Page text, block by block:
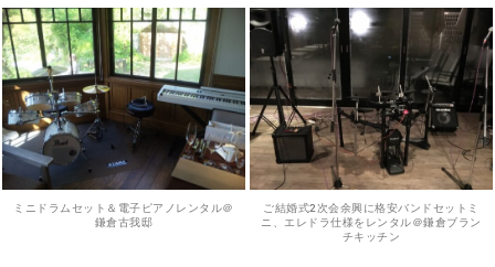
ミニドラムセット＆電子ピアノレンタル＠
鎌倉古我邸
ご結婚式2次会余興に格安バンドセットミ
ニ、エレドラ仕様をレンタル＠鎌倉ブラン
チキッチン